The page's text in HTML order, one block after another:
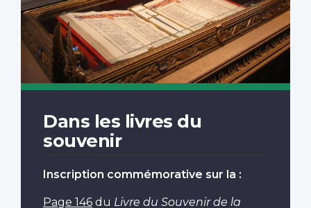
Dans les livres du
souvenir
Inscription commémorative sur la :
Page 146 du Livre du Souvenir de la